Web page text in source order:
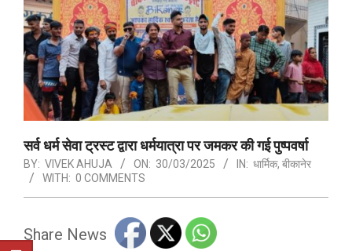
सर्व धर्म सेवा ट्रस्ट द्वारा धर्मयात्रा पर जमकर की गई पुष्पवर्षा
BY: VIVEK AHUJA ON: 30/03/2025 IN: धार्मिक, बीकानेर
WITH: 0 COMMENTS
Share News